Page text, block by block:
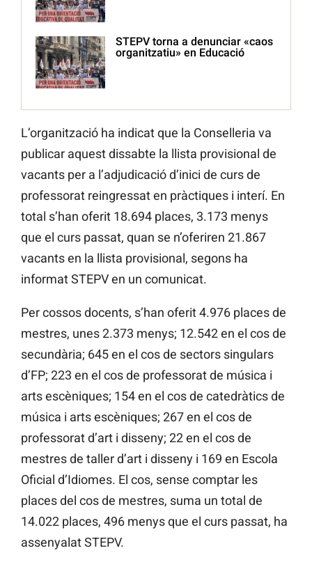
STEPV torna a denunciar «caos
organitzatiu» en Educació
L’organització ha indicat que la Conselleria va
publicar aquest dissabte la llista provisional de
vacants per a l’adjudicació d’inici de curs de
professorat reingressat en pràctiques i interí. En
total s’han oferit 18.694 places, 3.173 menys
que el curs passat, quan se n’oferiren 21.867
vacants en la llista provisional, segons ha
informat STEPV en un comunicat.
Per cossos docents, s’han oferit 4.976 places de
mestres, unes 2.373 menys; 12.542 en el cos de
secundària; 645 en el cos de sectors singulars
d’FP; 223 en el cos de professorat de música i
arts escèniques; 154 en el cos de catedràtics de
música i arts escèniques; 267 en el cos de
professorat d’art i disseny; 22 en el cos de
mestres de taller d’art i disseny i 169 en Escola
Oficial d’Idiomes. El cos, sense comptar les
places del cos de mestres, suma un total de
14.022 places, 496 menys que el curs passat, ha
assenyalat STEPV.